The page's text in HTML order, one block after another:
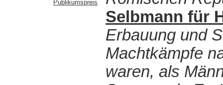
Publikumspreis
Selbmann für
Erbauung und
Machtkämpfe
waren, als